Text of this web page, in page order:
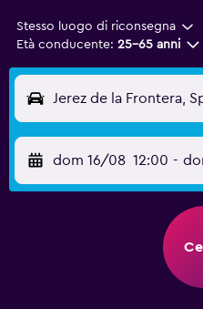
Stesso luogo di riconsegna
Età conducente: 25-65 anni
Jerez de la Frontera,
dom 16/08 12:00 -